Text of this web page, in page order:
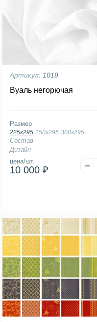
Артикул: 1019
Вуаль негорючая
цена/шт.
10 000 ₽
Состав
Дизайн
Размер
225х295 150х295 300х295